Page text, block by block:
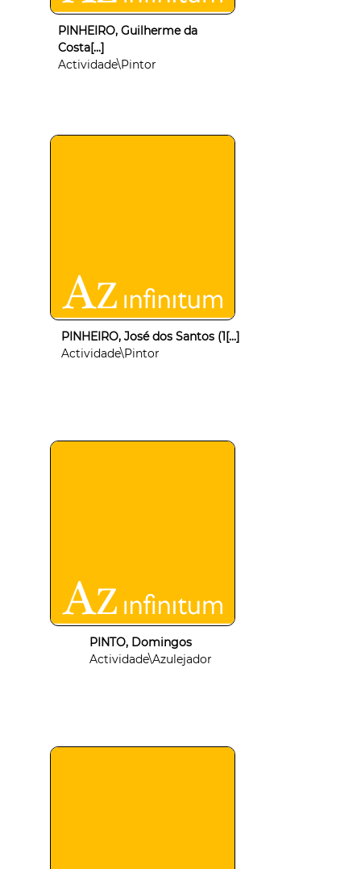
PINHEIRO, Guilherme da
Costa[...]
Actividade\Pintor
PINHEIRO, José dos Santos (1[...]
Actividade\Pintor
PINTO, Domingos
Actividade\Azulejador